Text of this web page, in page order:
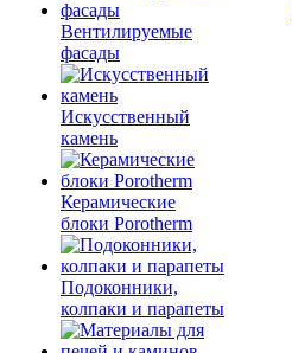
Вентилируемые
фасады
Искусственный
камень
Керамические
блоки Porotherm
Подоконники,
колпаки и парапеты